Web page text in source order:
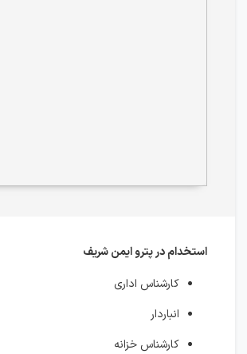
استخدام در پترو ایمن شریف
کارشناس اداری
انباردار
کارشناس خزانه